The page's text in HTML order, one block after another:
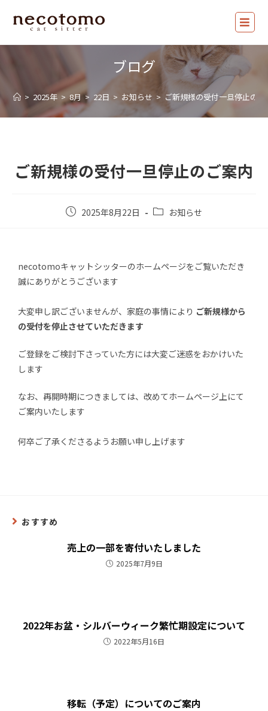
ブログ
> 2025年 > 8月 > 22日 > お知らせ > ご新規様の受付一旦停止の
ご新規様の受付一旦停止のご案内
2025年8月22日 お知らせ
necotomoキャットシッターのホームページをご覧いただき
誠にありがとうございます
大変申し訳ございませんが、家庭の事情により ご新規様から
の受付を停止させていただきます
ご登録をご検討下さっていた方には大変ご迷惑をおかけいた
します
なお、再開時期につきましては、改めてホームページ上にて
ご案内いたします
何卒ご了承くださるようお願い申し上げます
おすすめ
売上の一部を寄付いたしました
2025年7月9日
2022年お盆・シルバーウィーク繁忙期設定について
2022年5月16日
移転（予定）についてのご案内